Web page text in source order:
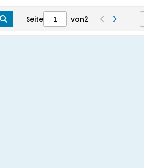
Seite von2